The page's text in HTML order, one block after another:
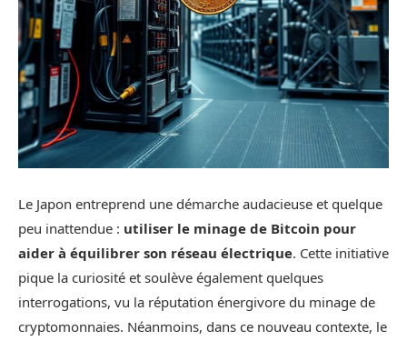
Le Japon entreprend une démarche audacieuse et quelque
peu inattendue : utiliser le minage de Bitcoin pour
aider à équilibrer son réseau électrique. Cette initiative
pique la curiosité et soulève également quelques
interrogations, vu la réputation énergivore du minage de
cryptomonnaies. Néanmoins, dans ce nouveau contexte, le